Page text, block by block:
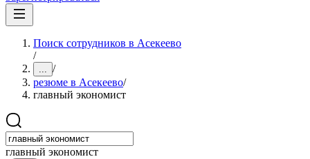
Поиск сотрудников в Асекеево
/
... /
резюме в Асекеево/
главный экономист
главный экономист